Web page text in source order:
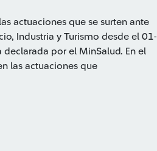
actuaciones que se surten ante
Industria y Turismo desde el 01-
por el MinSalud. En el
las actuaciones que